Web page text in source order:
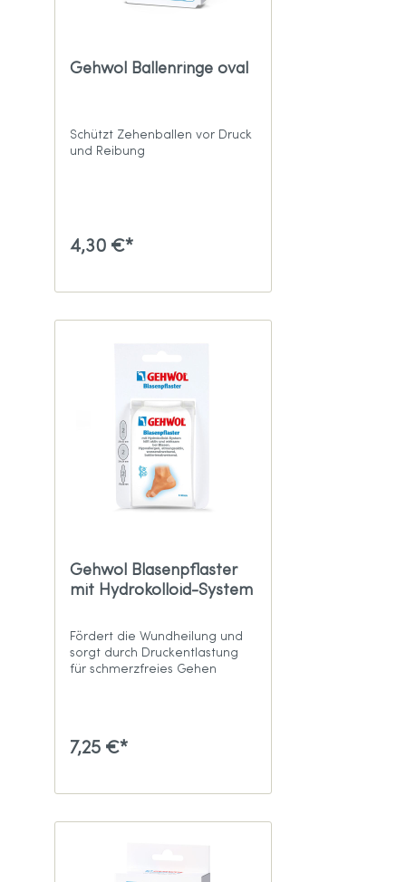
Gehwol Ballenringe oval
Schützt Zehenballen vor Druck
und Reibung
4,30 €*
Gehwol Blasenpflaster
mit Hydrokolloid-System
Fördert die Wundheilung und
sorgt durch Druckentlastung
für schmerzfreies Gehen
7,25 €*